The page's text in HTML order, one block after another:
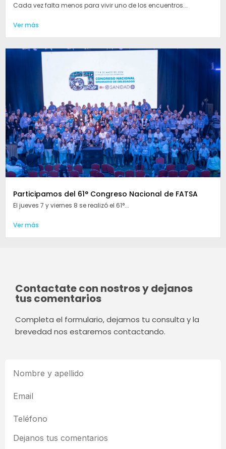
Cada vez falta menos para vivir uno de los encuentros...
Ver más
Participamos del 61° Congreso Nacional de FATSA
El jueves 7 y viernes 8 se realizó el 61°...
Ver más
Contactate con nostros y dejanos
tus comentarios
Completa el formulario, dejamos tu consulta y la
brevedad nos estaremos contactando.